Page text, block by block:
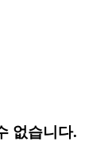
없습니다.